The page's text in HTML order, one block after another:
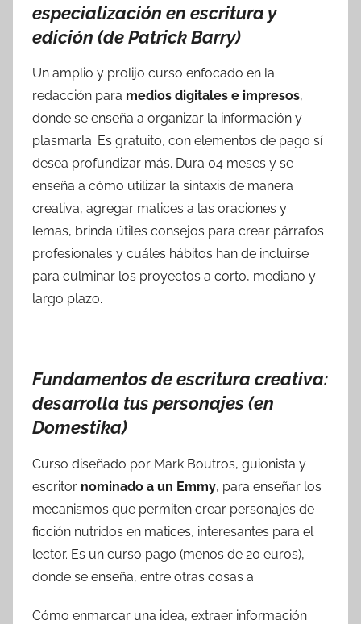
especialización en escritura y
edición (de Patrick Barry)
Un amplio y prolijo curso enfocado en la
redacción para medios digitales e impresos,
donde se enseña a organizar la información y
plasmarla. Es gratuito, con elementos de pago sí
desea profundizar más. Dura 04 meses y se
enseña a cómo utilizar la sintaxis de manera
creativa, agregar matices a las oraciones y
lemas, brinda útiles consejos para crear párrafos
profesionales y cuáles hábitos han de incluirse
para culminar los proyectos a corto, mediano y
largo plazo.
Fundamentos de escritura creativa:
desarrolla tus personajes (en
Domestika)
Curso diseñado por Mark Boutros, guionista y
escritor nominado a un Emmy, para enseñar los
mecanismos que permiten crear personajes de
ficción nutridos en matices, interesantes para el
lector. Es un curso pago (menos de 20 euros),
donde se enseña, entre otras cosas a:
Cómo enmarcar una idea, extraer información